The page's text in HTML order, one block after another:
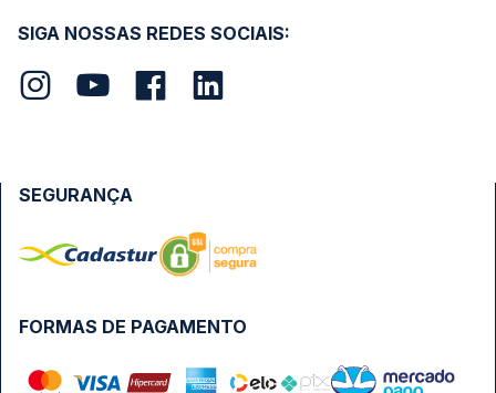
SIGA NOSSAS REDES SOCIAIS:
FORMAS DE PAGAMENTO
SEGURANÇA